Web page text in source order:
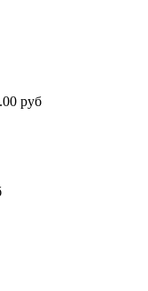
руб